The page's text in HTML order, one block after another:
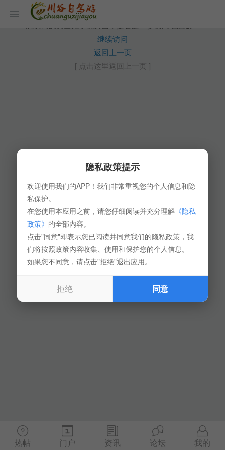
继续访问
返回上一页
[ 点击这里返回上一页 ]
热帖 门户 资讯 论坛 我的
隐私政策提示
欢迎使用我们的APP！我们非常重视您的个人信息和隐
私保护。
在您使用本应用之前，请您仔细阅读并充分理解《隐私
政策》 的全部内容。
点击"同意"即表示您已阅读并同意我们的隐私政策，我
们将按照政策内容收集、使用和保护您的个人信息。
如果您不同意，请点击"拒绝"退出应用。
拒绝 同意